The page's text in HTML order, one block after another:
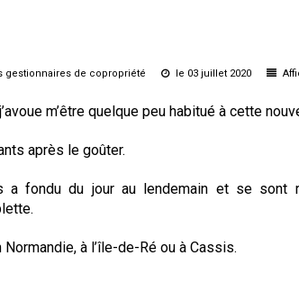
Marchands de sommeil et
copropriété en difficulté
gestionnaires de copropriété le 03 juillet 2020
m’être quelque peu habitué à cette
après le goûter.
a fondu du jour au lendemain et se sont
à l’île-de-Ré ou à Cassis.